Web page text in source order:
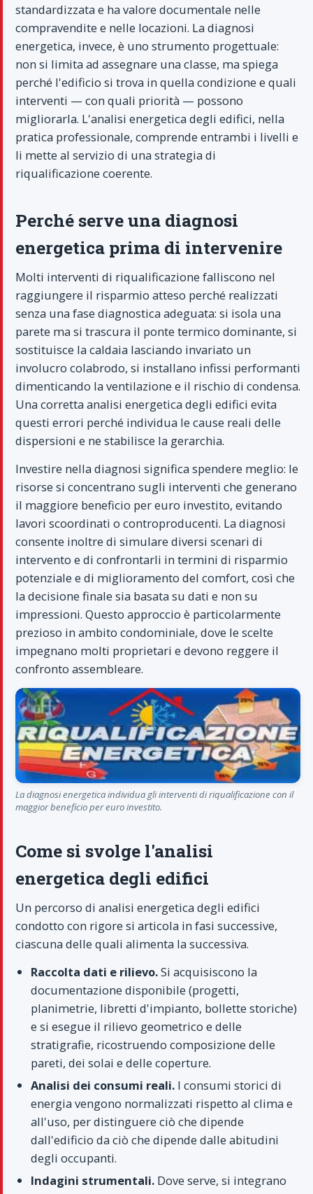
standardizzata e ha valore documentale nelle
compravendite e nelle locazioni. La diagnosi
energetica, invece, è uno strumento progettuale:
non si limita ad assegnare una classe, ma spiega
perché l'edificio si trova in quella condizione e quali
interventi — con quali priorità — possono
migliorarla. L'analisi energetica degli edifici, nella
pratica professionale, comprende entrambi i livelli e
li mette al servizio di una strategia di
riqualificazione coerente.
Perché serve una diagnosi
energetica prima di intervenire
Molti interventi di riqualificazione falliscono nel
raggiungere il risparmio atteso perché realizzati
senza una fase diagnostica adeguata: si isola una
parete ma si trascura il ponte termico dominante, si
sostituisce la caldaia lasciando invariato un
involucro colabrodo, si installano infissi performanti
dimenticando la ventilazione e il rischio di condensa.
Una corretta analisi energetica degli edifici evita
questi errori perché individua le cause reali delle
dispersioni e ne stabilisce la gerarchia.
Investire nella diagnosi significa spendere meglio: le
risorse si concentrano sugli interventi che generano
il maggiore beneficio per euro investito, evitando
lavori scoordinati o controproducenti. La diagnosi
consente inoltre di simulare diversi scenari di
intervento e di confrontarli in termini di risparmio
potenziale e di miglioramento del comfort, così che
la decisione finale sia basata su dati e non su
impressioni. Questo approccio è particolarmente
prezioso in ambito condominiale, dove le scelte
impegnano molti proprietari e devono reggere il
confronto assembleare.
La diagnosi energetica individua gli interventi di riqualificazione con il
maggior beneficio per euro investito.
Come si svolge l'analisi
energetica degli edifici
Un percorso di analisi energetica degli edifici
condotto con rigore si articola in fasi successive,
ciascuna delle quali alimenta la successiva.
Raccolta dati e rilievo.Si acquisiscono la
documentazione disponibile (progetti,
planimetrie, libretti d'impianto, bollette storiche)
e si esegue il rilievo geometrico e delle
stratigrafie, ricostruendo composizione delle
pareti, dei solai e delle coperture.
Analisi dei consumi reali. I consumi storici di
energia vengono normalizzati rispetto al clima e
all'uso, per distinguere ciò che dipende
dall'edificio da ciò che dipende dalle abitudini
degli occupanti.
Indagini strumentali. Dove serve, si integrano